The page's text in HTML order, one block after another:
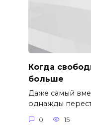
Когда
больше
Даже самый
однажды
0 15